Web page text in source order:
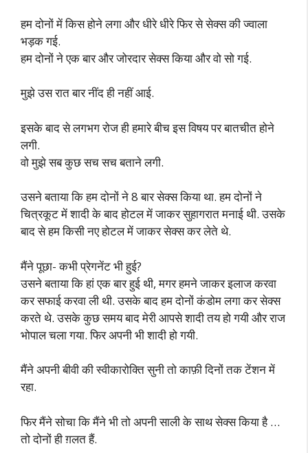
हम दोनों में किस होने लगा और धीरे धीरे फिर से सेक्स की ज्वाला
भड़क गई.
हम दोनों ने एक बार और जोरदार सेक्स किया और वो सो गई.
मुझे उस रात बार नींद ही नहीं आई.
इसके बाद से लगभग रोज ही हमारे बीच इस विषय पर बातचीत होने
लगी.
वो मुझे सब कुछ सच सच बताने लगी.
उसने बताया कि हम दोनों ने 8 बार सेक्स किया था. हम दोनों ने
चित्रकूट में शादी के बाद होटल में जाकर सुहागरात मनाई थी. उसके
बाद से हम किसी नए होटल में जाकर सेक्स कर लेते थे.
मैंने पूछा- कभी प्रेगनेंट भी हुई?
उसने बताया कि हां एक बार हुई थी, मगर हमने जाकर इलाज करवा
कर सफाई करवा ली थी. उसके बाद हम दोनों कंडोम लगा कर सेक्स
करते थे. उसके कुछ समय बाद मेरी आपसे शादी तय हो गयी और राज
भोपाल चला गया. फिर अपनी भी शादी हो गयी.
मैंने अपनी बीवी की स्वीकारोक्ति सुनी तो काफ़ी दिनों तक टेंशन में
रहा.
फिर मैंने सोचा कि मैंने भी तो अपनी साली के साथ सेक्स किया है …
तो दोनों ही ग़लत हैं.